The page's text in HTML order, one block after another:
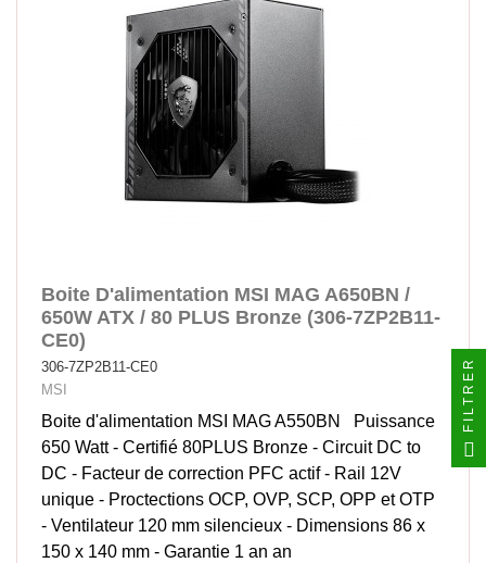
Boite D'alimentation MSI MAG A650BN /
650W ATX / 80 PLUS Bronze (306-7ZP2B11-
CE0)
306-7ZP2B11-CE0
MSI
Boite d'alimentation MSI MAG A550BN Puissance
650 Watt - Certifié 80PLUS Bronze - Circuit DC to
DC - Facteur de correction PFC actif - Rail 12V
unique - Proctections OCP, OVP, SCP, OPP et OTP
- Ventilateur 120 mm silencieux - Dimensions 86 x
150 x 140 mm - Garantie 1 an an
FILTRER